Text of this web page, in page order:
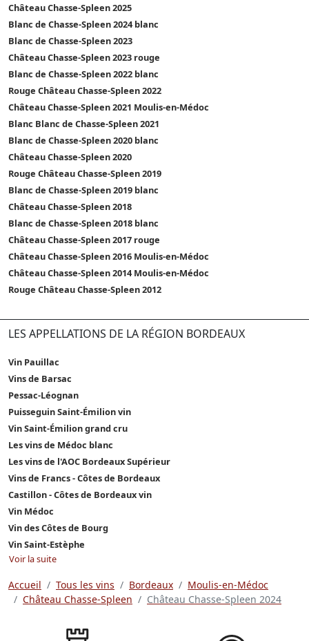
Château Chasse-Spleen 2025
Blanc de Chasse-Spleen 2024 blanc
Blanc de Chasse-Spleen 2023
Château Chasse-Spleen 2023 rouge
Blanc de Chasse-Spleen 2022 blanc
Rouge Château Chasse-Spleen 2022
Château Chasse-Spleen 2021 Moulis-en-Médoc
Blanc Blanc de Chasse-Spleen 2021
Blanc de Chasse-Spleen 2020 blanc
Château Chasse-Spleen 2020
Rouge Château Chasse-Spleen 2019
Blanc de Chasse-Spleen 2019 blanc
Château Chasse-Spleen 2018
Blanc de Chasse-Spleen 2018 blanc
Château Chasse-Spleen 2017 rouge
Château Chasse-Spleen 2016 Moulis-en-Médoc
Château Chasse-Spleen 2014 Moulis-en-Médoc
Rouge Château Chasse-Spleen 2012
LES APPELLATIONS DE LA RÉGION BORDEAUX
Vin Pauillac
Vins de Barsac
Pessac-Léognan
Puisseguin Saint-Émilion vin
Vin Saint-Émilion grand cru
Les vins de Médoc blanc
Les vins de l'AOC Bordeaux Supérieur
Vins de Francs - Côtes de Bordeaux
Castillon - Côtes de Bordeaux vin
Vin Médoc
Vin des Côtes de Bourg
Vin Saint-Estèphe
Voir la suite
Accueil Tous les vins Bordeaux
Moulis-en-Médoc
Château Chasse-Spleen
Château Chasse-Spleen 2024